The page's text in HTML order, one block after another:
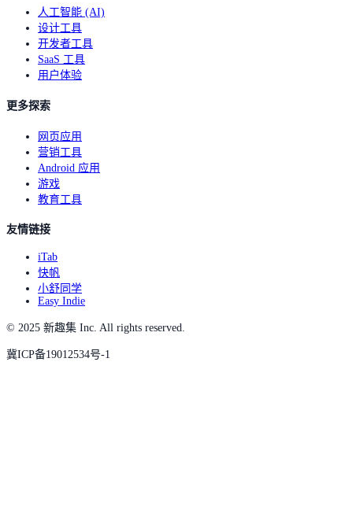
人工智能 (AI)
设计工具
开发者工具
SaaS 工具
用户体验
更多探索
网页应用
营销工具
Android 应用
游戏
教育工具
友情链接
iTab
快帆
小舒同学
Easy Indie
© 2025 新趣集 Inc. All rights reserved.
冀ICP备19012534号-1